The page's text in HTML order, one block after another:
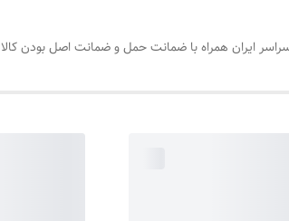
ایران همراه با ضمانت حمل و ضمانت اصل بودن کالا